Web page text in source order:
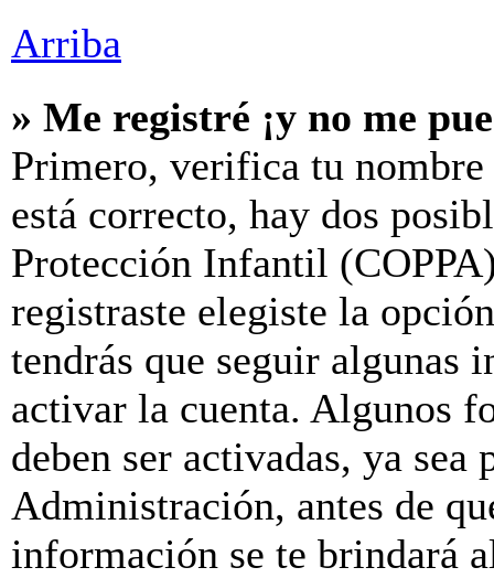
Arriba
» Me registré ¡y no me
Primero, verifica tu
está correcto, hay dos
Protección Infantil
registraste elegiste la
tendrás que seguir algunas
activar la cuenta. Algunos
deben ser activadas, ya
Administración, antes de
información se te brindará